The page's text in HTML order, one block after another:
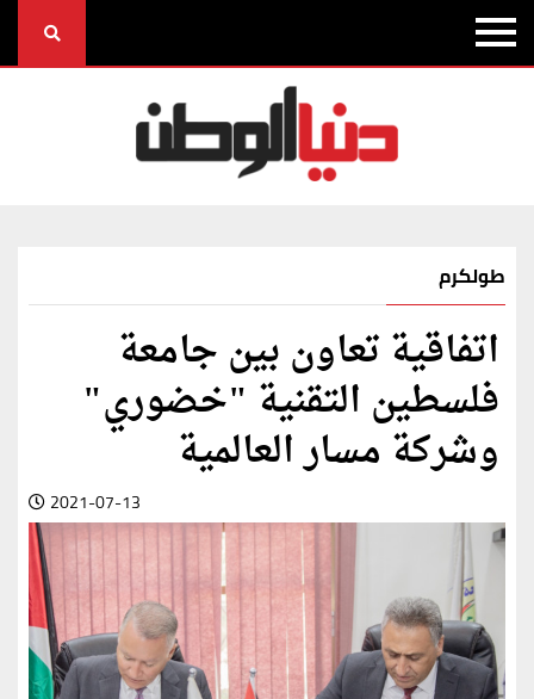
طولكرم
اتفاقية تعاون بين جامعة
فلسطين التقنية "خضوري"
وشركة مسار العالمية
2021-07-13